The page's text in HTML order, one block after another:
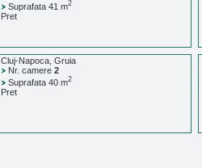
Suprafata 41 m2
Pret
Cluj-Napoca, Gruia
Nr. camere 2
Suprafata 40 m2
Pret